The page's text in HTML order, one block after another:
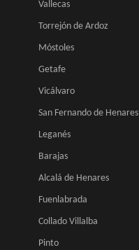
Vallecas
Torrejón de Ardoz
Móstoles
Getafe
Vicálvaro
San Fernando de Henares
Leganés
Barajas
Alcalá de Henares
Fuenlabrada
Collado Villalba
Pinto